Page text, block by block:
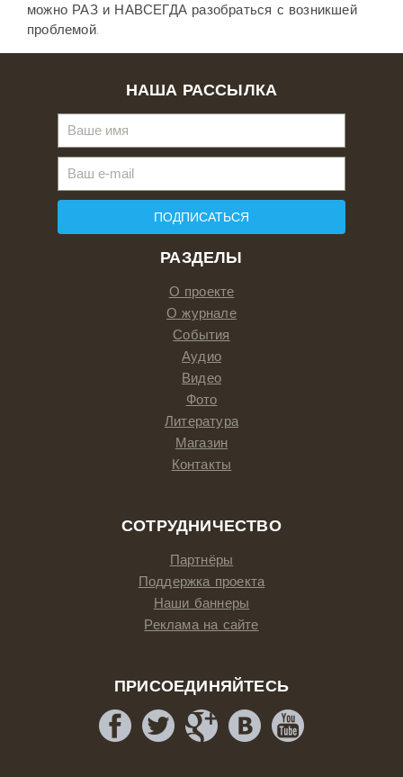
можно РАЗ и НАВСЕГДА разобраться с возникшей
проблемой.
РАЗДЕЛЫ
О проекте
О журнале
События
Аудио
Видео
Фото
Литература
Магазин
Контакты
СОТРУДНИЧЕСТВО
Партнёры
Поддержка проекта
Наши баннеры
Реклама на сайте
ПРИСОЕДИНЯЙТЕСЬ
НАША РАССЫЛКА
ПОДПИСАТЬСЯ